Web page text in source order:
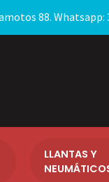
88. Whatsapp:
LLANTAS Y